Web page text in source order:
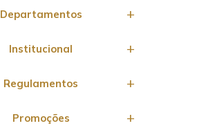
Departamentos
Institucional
Regulamentos
Promoções